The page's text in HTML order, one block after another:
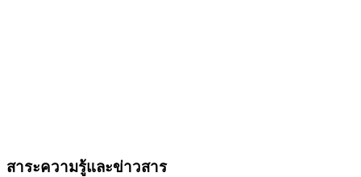
สาระความรู้และข่าวสาร